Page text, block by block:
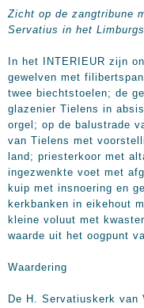
Zicht op de zangtribune
Servatius in het
In het INTERIEUR zijn
gewelven met
twee biechtstoelen; de
glazenier Tielens in
orgel; op de balustrade
van Tielens met
land; priesterkoor met
ingezwenkte voet met
kuip met insnoering en
kerkbanken in eikehout
kleine voluut met
waarde uit het oogpunt
Waardering
De H. Servatiuskerk van